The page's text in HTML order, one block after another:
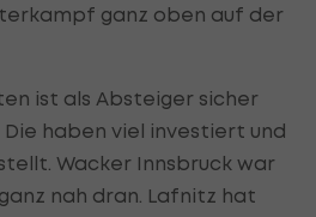
ganz oben auf der
ist als Absteiger sicher
haben viel investiert und
Wacker Innsbruck war
nah dran. Lafnitz hat